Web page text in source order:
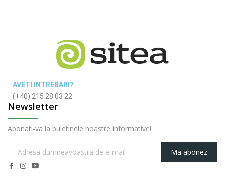
AVETI INTREBARI?
(+40) 215 28 03 22
Newsletter
Abonati-va la buletinele noastre informative!
Ma abonez